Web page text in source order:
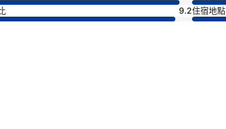
9.2住宿地點